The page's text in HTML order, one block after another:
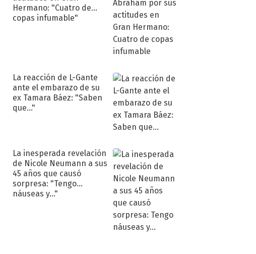
Hermano: "Cuatro de
copas infumable"
La reacción de L-Gante
ante el embarazo de su
ex Tamara Báez: "Saben
que..."
La inesperada revelación
de Nicole Neumann a sus
45 años que causó
sorpresa: "Tengo
náuseas y..."